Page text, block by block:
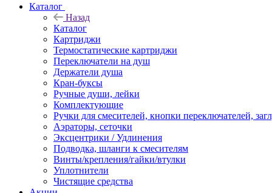
Каталог
Назад
Каталог
Картриджи
Термостатические картриджи
Переключатели на душ
Держатели душа
Кран-буксы
Ручные души, лейки
Комплектующие
Ручки для смесителей, кнопки переключателей,
Аэраторы, сеточки
Эксцентрики / Удлинения
Подводка, шланги к смесителям
Винты/крепления/гайки/втулки
Уплотнители
Чистящие средства